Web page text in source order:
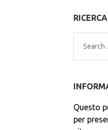
RICERCA
Search
for:
Questo
per